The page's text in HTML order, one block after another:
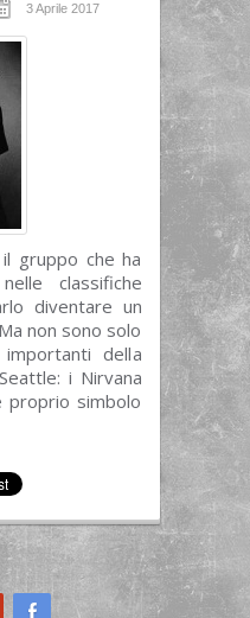
3 Aprile 2017
gruppo che ha
classifiche
diventare un
non sono solo
della
i Nirvana
simbolo